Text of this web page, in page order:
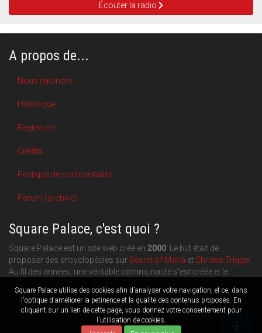
Square Palace utilise des cookies afin d'analyser votre navigation, et ce, dans
l'optique d'améliorer la petinence et la qualité des contenus proposés. En
cliquant sur un lien de cette page, vous donnez votre consentement pour
l'utilisation de cookies.
Écouter la radio
A propos de...
Nous rejoindre
Historique
Règlement
Crédits
Politique de confidentialité
Forum (archive)
Square Palace, c'est quoi ?
Square Palace est un site web créé en 2000 . Le but était de
proposer des encyclopédies sur Secret of Mana et Chrono Trigger.
Au fil des années, une véritable communauté s'est créée et le
Aujourd'hui, Square Palace c'est aussi une plateforme de blogging
orientéeRPG, Retrogamingetculture geek: chacun publie ce